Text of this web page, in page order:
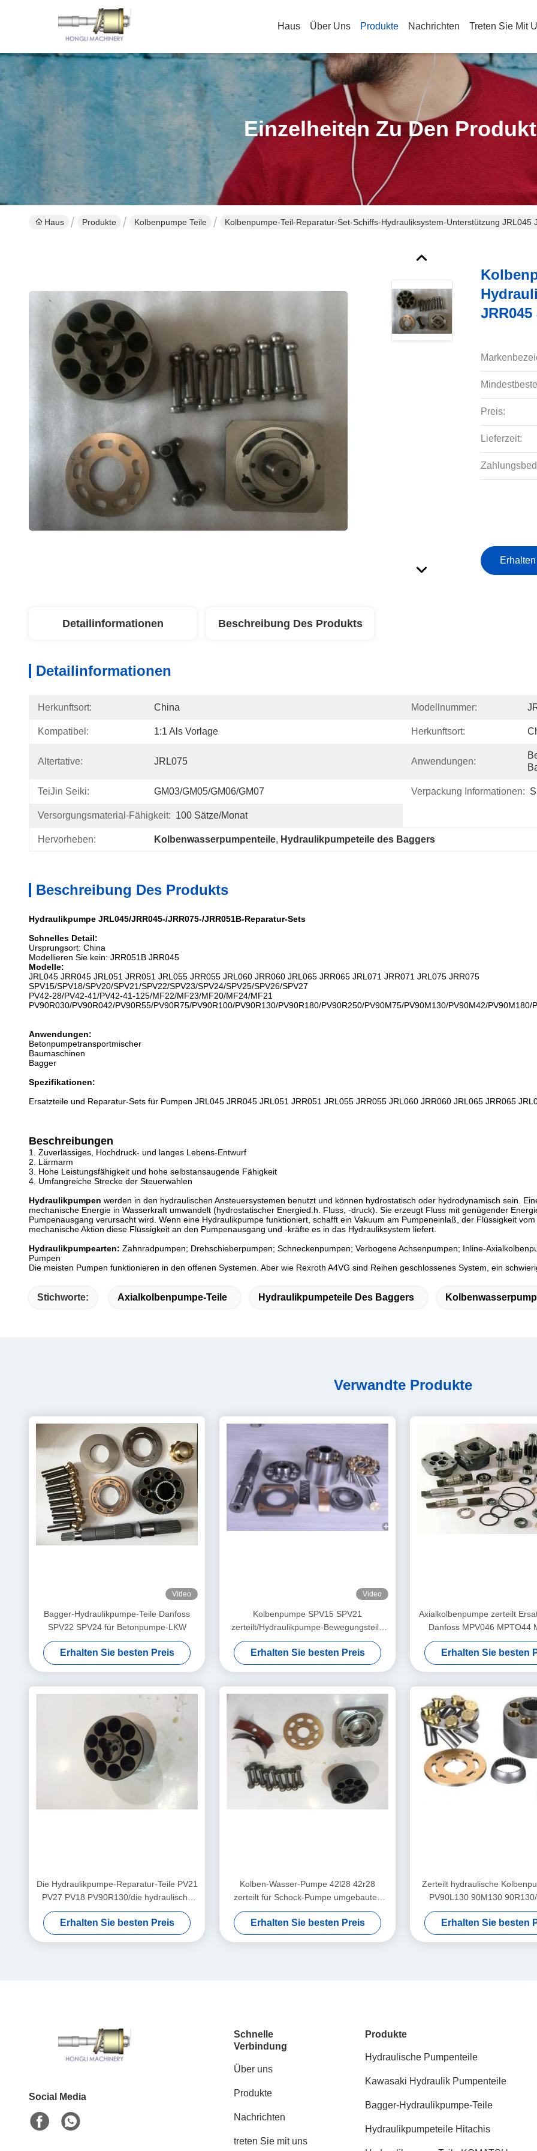
Haus Über Uns Produkte Nachrichten Treten Sie Mit
Einzelheiten Zu Den
Haus Produkte Kolbenpumpe Teile Kolbenpumpe-Teil-Reparatur-Set-Schiffs-Hydrauliksystem-Unterstützung JRL045
JRR045
Preis:
Lieferzeit:
Detailinformationen Beschreibung Des Produkts
Detailinformationen
Herkunftsort: China Modellnummer:
Kompatibel: 1:1 Als Vorlage Herkunftsort:
Altertative: JRL075 Anwendungen:
TeiJin Seiki: GM03/GM05/GM06/GM07 Verpackung Informationen:
Versorgungsmaterial-Fähigkeit: 100 Sätze/Monat
Hervorheben: Kolbenwasserpumpenteile, Hydraulikpumpeteile des Baggers
Beschreibung Des Produkts
Hydraulikpumpe JRL045/JRR045-/JRR075-/JRR051B-Reparatur-Sets
Schnelles Detail:
Ursprungsort: China
Modellieren Sie kein: JRR051B JRR045
Modelle:
JRL045 JRR045 JRL051 JRR051 JRL055 JRR055 JRL060 JRR060 JRL065 JRR065 JRL071 JRR071 JRL075 JRR075
SPV15/SPV18/SPV20/SPV21/SPV22/SPV23/SPV24/SPV25/SPV26/SPV27
PV42-28/PV42-41/PV42-41-125/MF22/MF23/MF20/MF24/MF21
PV90R030/PV90R042/PV90R55/PV90R75/PV90R100/PV90R130/PV90R180/PV90R250/PV90M75/PV90M130/PV90M42/PV90M180/
Anwendungen:
Betonpumpetransportmischer
Baumaschinen
Bagger
Spezifikationen:
Ersatzteile und Reparatur-Sets für Pumpen JRL045 JRR045 JRL051 JRR051 JRL055 JRR055 JRL060 JRR060 JRL065 JRR065
Beschreibungen
1. Zuverlässiges, Hochdruck- und langes Lebens-Entwurf
2. Lärmarm
3. Hohe Leistungsfähigkeit und hohe selbstansaugende Fähigkeit
4. Umfangreiche Strecke der Steuerwahlen
Hydraulikpumpen werden in den hydraulischen Ansteuersystemen benutzt und können hydrostatisch oder hydrodynamisch sein.
mechanische Energie in Wasserkraft umwandelt (hydrostatischer Energied.h. Fluss, -druck). Sie erzeugt Fluss mit genügender
Pumpenausgang verursacht wird. Wenn eine Hydraulikpumpe funktioniert, schafft ein Vakuum am Pumpeneinlaß, der Flüssigkeit
mechanische Aktion diese Flüssigkeit an den Pumpenausgang und -kräfte es in das Hydrauliksystem liefert.
Hydraulikpumpearten: Zahnradpumpen; Drehschieberpumpen; Schneckenpumpen; Verbogene Achsenpumpen; Inline-
Pumpen
Die meisten Pumpen funktionieren in den offenen Systemen. Aber wie Rexroth A4VG sind Reihen geschlossenes System, ein
Stichworte: Axialkolbenpumpe-Teile Hydraulikpumpeteile Des Baggers
Verwandte Produkte
Video
Bagger-Hydraulikpumpe-Teile Danfoss
SPV22 SPV24 für Betonpumpe-LKW
Erhalten Sie besten Preis
Video
Kolbenpumpe SPV15 SPV21
zerteilt/Hydraulikpumpe-Bewegungsteile
Sundstrand-Reihe 23 24 25
Erhalten Sie besten Preis
Axialkolbenpumpe zerteilt
Danfoss MPV046 MPTO44
Erhalten Sie besten
Die Hydraulikpumpe-Reparatur-Teile PV21
PV27 PV18 PV90R130/die hydraulische
Zahnradpumpe zerteilt
Erhalten Sie besten Preis
Kolben-Wasser-Pumpe 42l28 42r28
zerteilt für Schock-Pumpe umgebautes
Modell Pv90r100
Erhalten Sie besten Preis
Zerteilt hydraulische
PV90L130 90M130
Pumpen-Teile
Erhalten Sie besten
Social Media
Schnelle
Verbindung
Über uns
Produkte
Nachrichten
treten Sie mit uns
Produkte
Hydraulische Pumpenteile
Kawasaki Hydraulik Pumpenteile
Bagger-Hydraulikpumpe-Teile
Hydraulikpumpeteile Hitachis